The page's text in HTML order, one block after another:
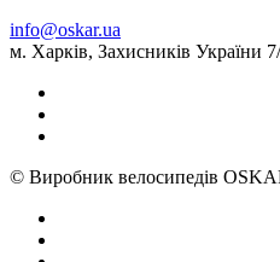
info@oskar.ua
м. Харків, Захисників України
© Виробник велосипедів